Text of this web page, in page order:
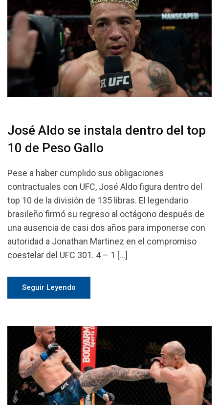
José Aldo se instala dentro del top
10 de Peso Gallo
Pese a haber cumplido sus obligaciones
contractuales con UFC, José Aldo figura dentro del
top 10 de la división de 135 libras. El legendario
brasileño firmó su regreso al octágono después de
una ausencia de casi dos años para imponerse con
autoridad a Jonathan Martinez en el compromiso
coestelar del UFC 301. 4 – 1 […]
Seguir Leyendo